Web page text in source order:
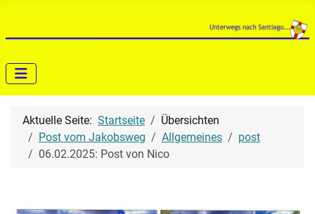
Aktuelle Seite: Startseite
Übersichten
Post vom Jakobsweg
Allgemeines
post
06.02.2025: Post von Nico